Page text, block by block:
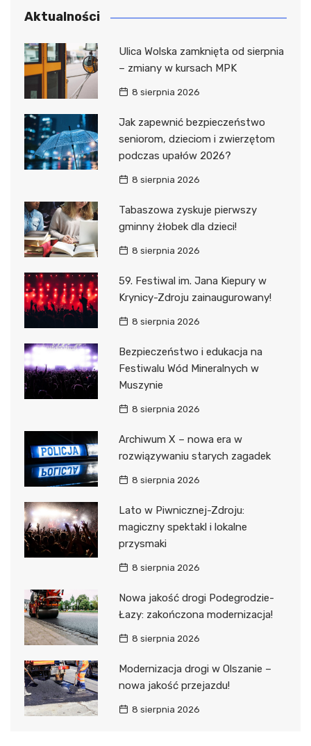
Aktualności
Ulica Wolska zamknięta od sierpnia
– zmiany w kursach MPK
8 sierpnia 2026
Jak zapewnić bezpieczeństwo
seniorom, dzieciom i zwierzętom
podczas upałów 2026?
8 sierpnia 2026
Tabaszowa zyskuje pierwszy
gminny żłobek dla dzieci!
8 sierpnia 2026
59. Festiwal im. Jana Kiepury w
Krynicy-Zdroju zainaugurowany!
8 sierpnia 2026
Bezpieczeństwo i edukacja na
Festiwalu Wód Mineralnych w
Muszynie
8 sierpnia 2026
Archiwum X – nowa era w
rozwiązywaniu starych zagadek
8 sierpnia 2026
Lato w Piwnicznej-Zdroju:
magiczny spektakl i lokalne
przysmaki
8 sierpnia 2026
Nowa jakość drogi Podegrodzie-
Łazy: zakończona modernizacja!
8 sierpnia 2026
Modernizacja drogi w Olszanie –
nowa jakość przejazdu!
8 sierpnia 2026